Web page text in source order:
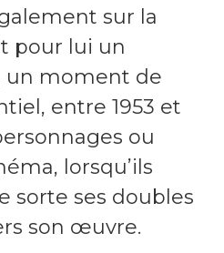
sur la
pour lui un
un moment de
entre 1953 et
ou
lorsqu’ils
sorte ses doubles
son œuvre.